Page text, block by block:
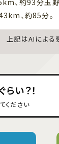
、約93分玉
、約85分。
上記はAIによる
い？！
ください